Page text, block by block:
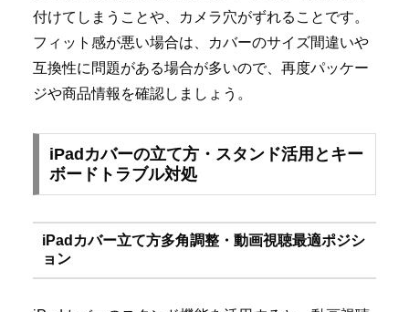
付けてしまうことや、カメラ穴がずれることです。
フィット感が悪い場合は、カバーのサイズ間違いや
互換性に問題がある場合が多いので、再度パッケー
ジや商品情報を確認しましょう。
iPadカバーの立て方・スタンド活用とキー
ボードトラブル対処
iPadカバー立て方多角調整・動画視聴最適ポジシ
ョン